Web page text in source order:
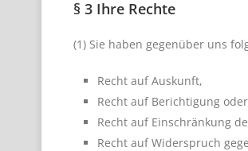
§ 3 Ihre Rechte
(1) Sie haben gegenüber uns
Recht auf Auskunft,
Recht auf Berichtigung
Recht auf Einschränkung
Recht auf Widerspruch